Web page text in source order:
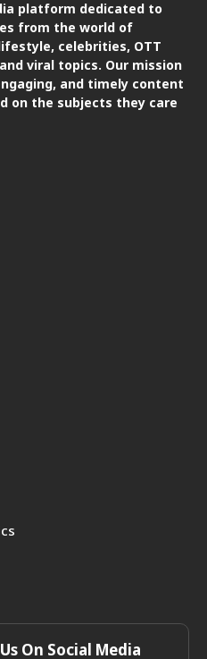
platform dedicated to
from the world of
celebrities, OTT
viral topics. Our mission
and timely content
on the subjects they care
On Social Media